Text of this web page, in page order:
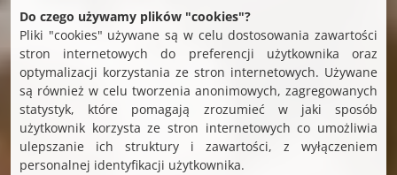
Do czego używamy plików "cookies"?
Pliki "cookies" używane są w celu dostosowania zawartości
stron internetowych do preferencji użytkownika oraz
optymalizacji korzystania ze stron internetowych. Używane
są również w celu tworzenia anonimowych, zagregowanych
statystyk, które pomagają zrozumieć w jaki sposób
użytkownik korzysta ze stron internetowych co umożliwia
ulepszanie ich struktury i zawartości, z wyłączeniem
personalnej identyfikacji użytkownika.